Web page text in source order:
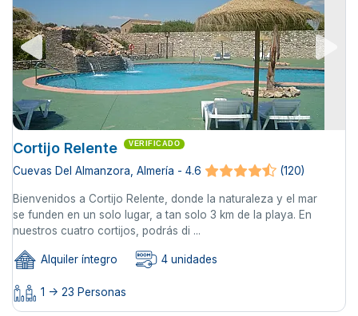
Cortijo Relente VERIFICADO
Cuevas Del Almanzora, Almería - 4.6 (120)
Bienvenidos a Cortijo Relente, donde la naturaleza y el mar
se funden en un solo lugar, a tan solo 3 km de la playa. En
nuestros cuatro cortijos, podrás di ...
Alquiler íntegro 4 unidades
1 -> 23 Personas